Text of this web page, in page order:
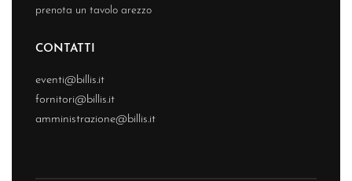
prenota un tavolo arezzo
CONTATTI
eventi@billis.it
fornitori@billis.it
amministrazione@billis.it